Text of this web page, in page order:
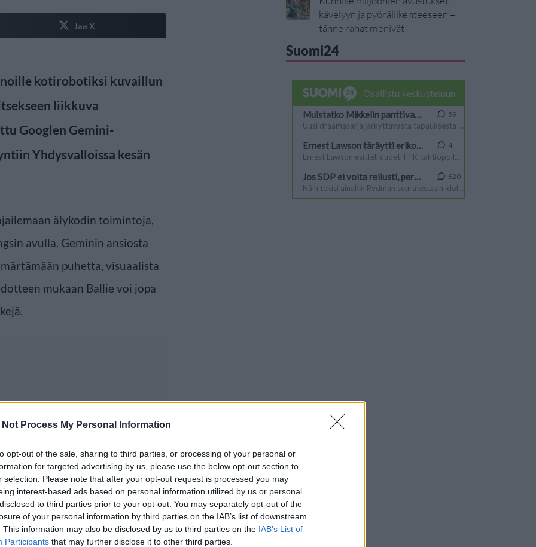
Not Process My Personal Information
opt-out of the sale, sharing to third parties, or processing of your personal or
for targeted advertising by us, please use the below opt-out section to
selection. Please note that after your opt-out request is processed you may
interest-based ads based on personal information utilized by us or personal
to third parties prior to your opt-out. You may separately opt-out of the
of your personal information by third parties on the IAB’s list of downstream
This information may also be disclosed by us to third parties on the IAB’s List of
Participants that may further disclose it to other third parties.
Jaa X
kotirobotiksi kuvaillun
liikkuva
Googlen Gemini-
Yhdysvalloissa kesän
älykodin toimintoja,
avulla. Geminin ansiosta
puhetta, visuaalista
mukaan Ballie voi jopa
kävelyyn ja pyöräliikenteeseen –
tänne rahat menivät
Suomi24